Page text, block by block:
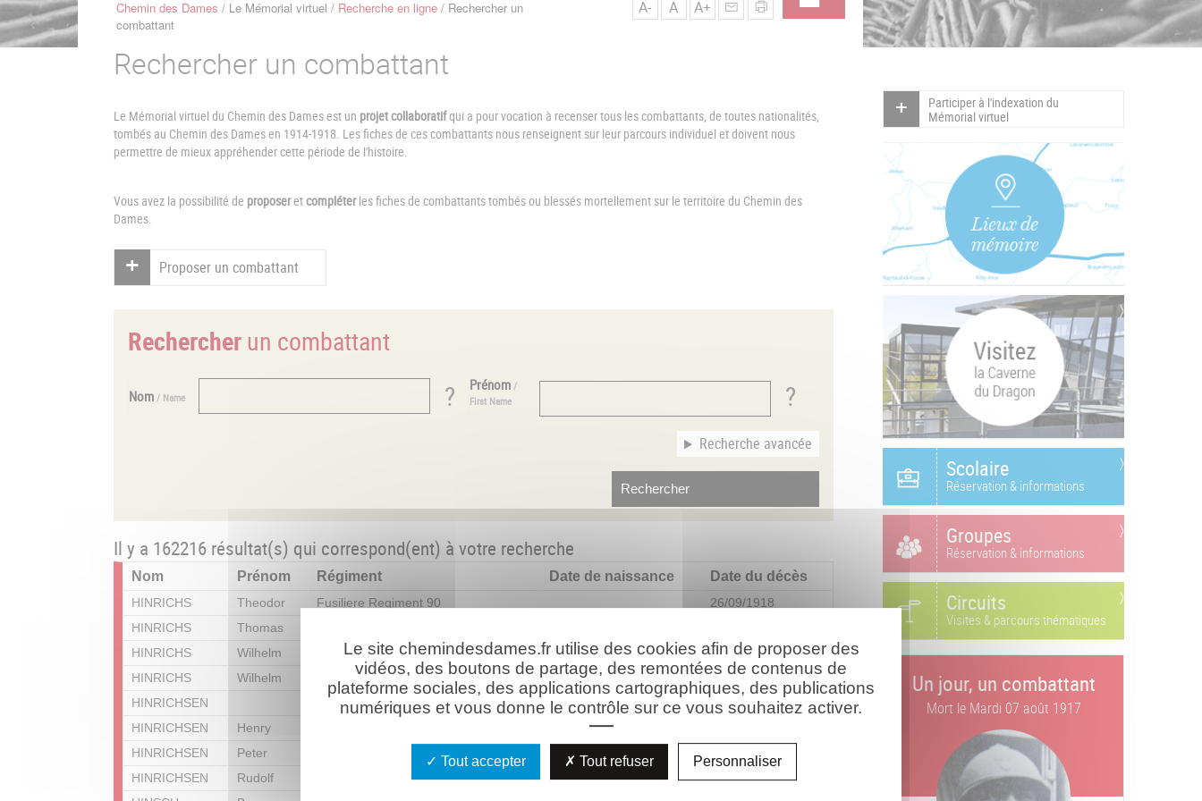
Fil
Chemin des Dames Le Mémorial virtuel Recherche en ligne Rechercher un
combattant
A- A A+
Rechercher un combattant
Le Mémorial virtuel du Chemin des Dames est un projet collaboratifqui a pour vocation à recenser tous les combattants, de toutes nationalités,
tombés au Chemin des Dames en 1914-1918. Les fiches de ces combattants nous renseignent sur leur parcours individuel et doivent nous
permettre de mieux appréhender cette période de l'histoire.
Vous avez la possibilité de proposeretcompléterles fiches de combattants tombés ou blessés mortellement sur le territoire du Chemin des
Dames.
Proposer un combattant
Rechercherun combattant
Nom / Name
Prénom /
First Name
Recherche avancée
Il y a 162216 résultat(s) qui correspond(ent) à votre recherche
Nom Prénom Régiment Date de naissance Date du décès
HINRICHS Theodor Fusiliere Regiment 90
26/09/1918
HINRICHS
Thomas
HINRICHS
Wilhelm 2. Garde Fußartillerie Regiment
19/09/1916
HINRICHS
Wilhelm Infanterie Regiment 78 25/02/1885
17/09/1914
HINRICHSEN
Infanterie Regiment 56
06/05/1917
HINRICHSEN
Henry
HINRICHSEN
Peter Grenadiere Regiment 6
03/09/1917
HINRICHSEN
Rudolf Reserve Infanterie Regiment 111
27/05/1918
Participer à l'indexation du
Mémorial virtuel
Scolaire
Réservation & informations
Groupes
Réservation & informations
Circuits
Visites & parcours thématiques
Un jour, un combattant
Mort le Mardi 07 août 1917
Le site chemindesdames.fr utilise des cookies afin de proposer des
vidéos, des boutons de partage, des remontées de contenus de
plateforme sociales, des applications cartographiques, des publications
numériques et vous donne le contrôle sur ce vous souhaitez activer.
Tout accepter Tout refuser Personnaliser